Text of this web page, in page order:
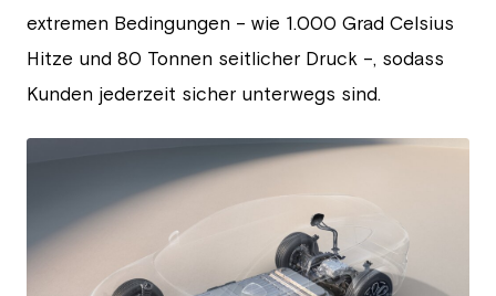
extremen Bedingungen – wie 1.000 Grad Celsius
Hitze und 80 Tonnen seitlicher Druck –, sodass
Kunden jederzeit sicher unterwegs sind.